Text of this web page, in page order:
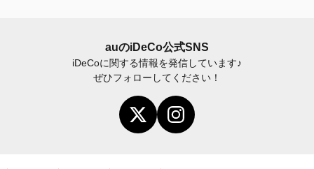
加入後の諸変更手続きについて
お申し込み後に届く書類について
年末調整・確定申告の書き方と記入例
老齢給付金の請求手続き
auのiDeCo公式SNS
iDeCoに関する情報を発信しています♪
ぜひフォローしてください！